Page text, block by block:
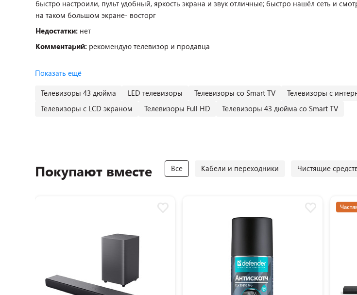
быстро настроили, пульт удобный, яркость экрана и звук отличные; быстро нашёл сеть и
на таком большом экране- восторг
Недостатки: нет
Комментарий: рекомендую телевизор и продавца
Показать ещё
Телевизоры 43 дюйма LED телевизоры Телевизоры со Smart TV Телевизоры с
Телевизоры с LCD экраном
Телевизоры Full HD Телевизоры 43 дюйма со Smart TV
Покупают вместе Все Кабели и переходники Чистящие